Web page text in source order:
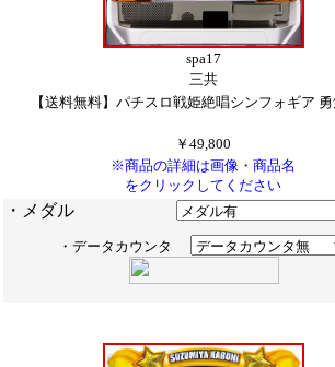
spa17
三共
【送料無料】パチスロ戦姫絶唱シンフォギア
￥49,800
※商品の詳細は画像・商品名
をクリックしてください
・メダル
・データカウンタ